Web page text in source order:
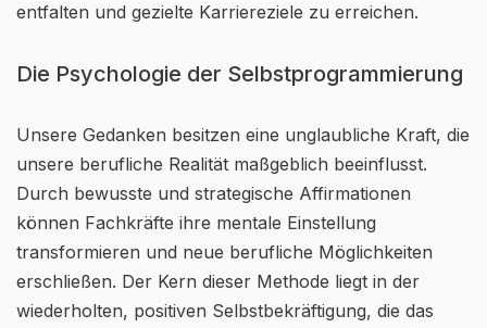
entfalten und gezielte Karriereziele zu erreichen.
Die Psychologie der Selbstprogrammierung
Unsere Gedanken besitzen eine unglaubliche Kraft, die
unsere berufliche Realität maßgeblich beeinflusst.
Durch bewusste und strategische Affirmationen
können Fachkräfte ihre mentale Einstellung
transformieren und neue berufliche Möglichkeiten
erschließen. Der Kern dieser Methode liegt in der
wiederholten, positiven Selbstbekräftigung, die das